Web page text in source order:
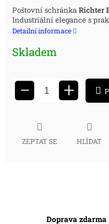
Měrná
cena:
Poštovní schránka Richter
Industriální elegance s
Detailní informace
Skladem
− +
ZEPTAT SE HLÍDAT
Doprava zdarma